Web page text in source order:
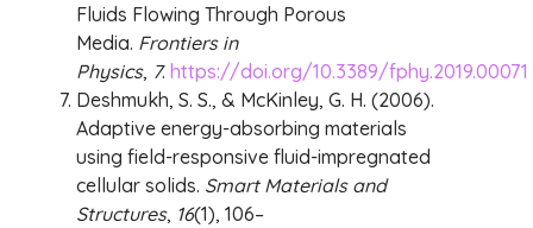
Fluids Flowing Through Porous
Media. Frontiers in
Physics, 7. https://doi.org/10.3389/fphy.2019.00071
Deshmukh, S. S., & McKinley, G. H. (2006).
Adaptive energy-absorbing materials
using field-responsive fluid-impregnated
cellular solids. Smart Materials and
Structures, 16(1), 106–